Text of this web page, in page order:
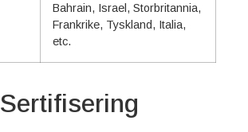
Bahrain, Israel, Storbritannia,
Frankrike, Tyskland, Italia,
etc.
Sertifisering